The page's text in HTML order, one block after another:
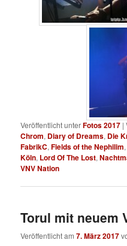
Veröffentlicht unterFotos 2017 |
Chrom, Diary of Dreams, Die
FabrikC,Fields of the Nephilim
Köln, Lord Of The Lost,
VNV Nation
Torul mit neuem
Veröffentlicht am7. März 2017